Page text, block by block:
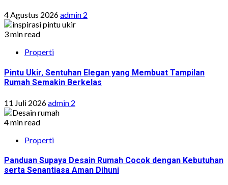
4 Agustus 2026admin 2
3 min read
Properti
Pintu Ukir, Sentuhan Elegan yang Membuat Tampilan
Rumah Semakin Berkelas
11 Juli 2026admin 2
4 min read
Properti
Panduan Supaya Desain Rumah Cocok dengan Kebutuhan
serta Senantiasa Aman Dihuni